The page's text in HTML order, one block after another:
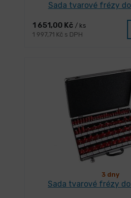
Sada tvarové frézy
1 651,00 Kč / ks
1 997,71 Kč s DPH
3 dny
Sada tvarové frézy